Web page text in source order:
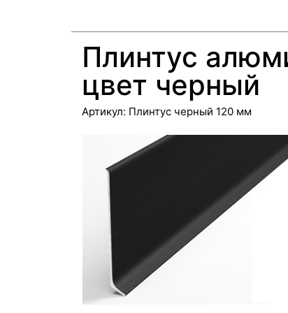
Плинтус
цвет черный
Артикул: Плинтус черный 120 мм